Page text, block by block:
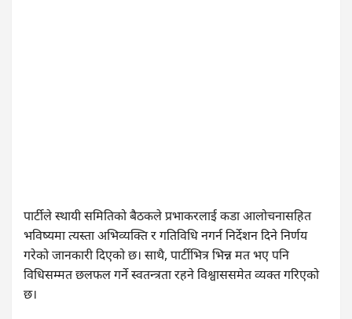
पार्टीले स्थायी समितिको बैठकले प्रभाकरलाई कडा आलोचनासहित
भविष्यमा त्यस्ता अभिव्यक्ति र गतिविधि नगर्न निर्देशन दिने निर्णय
गरेको जानकारी दिएको छ। साथै, पार्टीभित्र भिन्न मत भए पनि
विधिसम्मत छलफल गर्ने स्वतन्त्रता रहने विश्वाससमेत व्यक्त गरिएको
छ।